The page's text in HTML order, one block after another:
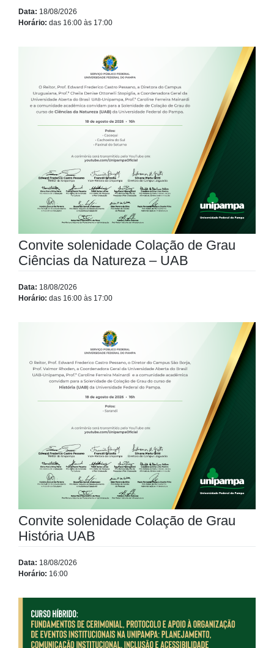
Data: 18/08/2026
Horário: das 16:00 às 17:00
Convite solenidade Colação de Grau
Ciências da Natureza – UAB
Data: 18/08/2026
Horário: das 16:00 às 17:00
Convite solenidade Colação de Grau
História UAB
Data: 18/08/2026
Horário: 16:00